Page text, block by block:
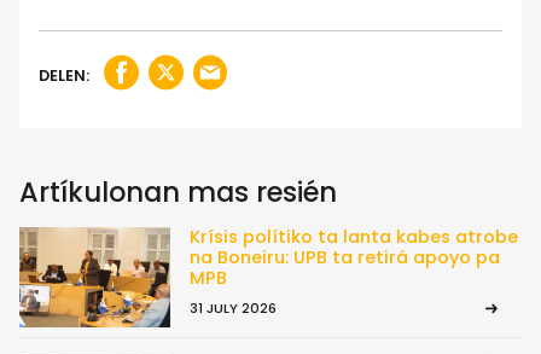
DELEN:
Artíkulonan mas resién
Krísis polítiko ta lanta kabes atrobe
na Boneiru: UPB ta retirá apoyo pa
MPB
31 JULY 2026